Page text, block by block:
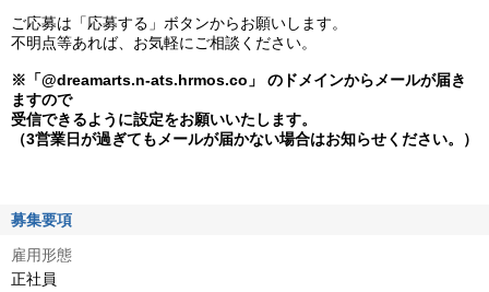
ご応募は「応募する」ボタンからお願いします。
不明点等あれば、お気軽にご相談ください。
※「@dreamarts.n-ats.hrmos.co」 のドメインからメールが届き
ますので
受信できるように設定をお願いいたします。
（3営業日が過ぎてもメールが届かない場合はお知らせください。）
募集要項
雇用形態
正社員